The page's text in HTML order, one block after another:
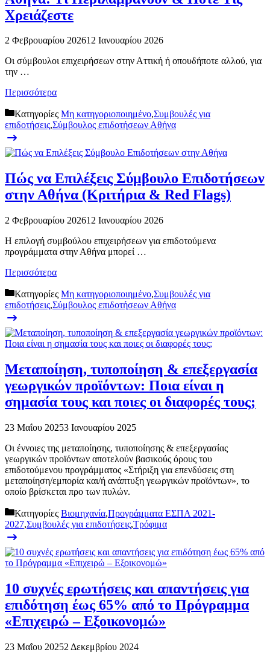
Χρειάζεστε
2 Φεβρουαρίου 202612 Ιανουαρίου 2026
Οι σύμβουλοι επιχειρήσεων στην Αττική ή οπουδήποτε αλλού, για
την …
Περισσότερα
Κατηγορίες Μη κατηγοριοποιημένο,Συμβουλές για
επιδοτήσεις,Σύμβουλος επιδοτήσεων Αθήνα
Πώς να Επιλέξεις Σύμβουλο Επιδοτήσεων
στην Αθήνα (Κριτήρια & Red Flags)
2 Φεβρουαρίου 202612 Ιανουαρίου 2026
Η επιλογή συμβούλου επιχειρήσεων για επιδοτούμενα
προγράμματα στην Αθήνα μπορεί …
Περισσότερα
Κατηγορίες Μη κατηγοριοποιημένο,Συμβουλές για
επιδοτήσεις,Σύμβουλος επιδοτήσεων Αθήνα
Μεταποίηση, τυποποίηση & επεξεργασία
γεωργικών προϊόντων: Ποια είναι η
σημασία τους και ποιες οι διαφορές τους;
23 Μαΐου 20253 Ιανουαρίου 2025
Οι έννοιες της μεταποίησης, τυποποίησης & επεξεργασίας
γεωργικών προϊόντων αποτελούν βασικούς όρους του
επιδοτούμενου προγράμματος «Στήριξη για επενδύσεις στη
μεταποίηση/εμπορία και/ή ανάπτυξη γεωργικών προϊόντων», το
οποίο βρίσκεται προ των πυλών.
Κατηγορίες Βιομηχανία,Προγράμματα ΕΣΠΑ 2021-
2027,Συμβουλές για επιδοτήσεις,Τρόφιμα
10 συχνές ερωτήσεις και απαντήσεις για
επιδότηση έως 65% από το Πρόγραμμα
«Επιχειρώ – Εξοικονομώ»
23 Μαΐου 20252 Δεκεμβρίου 2024